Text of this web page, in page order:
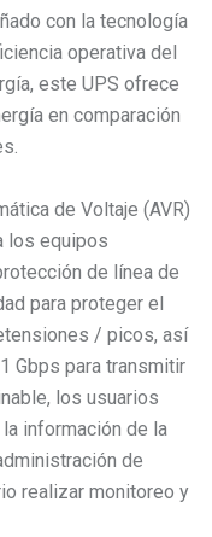
con la tecnología
operativa del
este UPS ofrece
en comparación
de Voltaje (AVR)
los equipos
de línea de
para proteger el
/ picos, así
Gbps para transmitir
los usuarios
información de la
de
realizar monitoreo y